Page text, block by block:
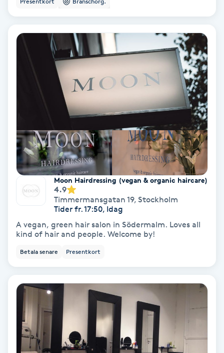
Bambumassage
Barber
Barnklippning
BIAB
Brynfärgning
Brynplockning
Moon Hairdressing (vegan & organic haircare)
4.9
Timmermansgatan 19, Stockholm
Tider fr. 17:50, Idag
A vegan, green hair salon in Södermalm. Loves all
kind of hair and people. Welcome by!
Betala senare Presentkort